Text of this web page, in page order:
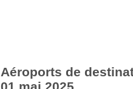
Aéroports de